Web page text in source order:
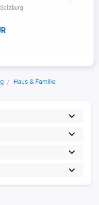
kaum Gebrauchsspuren -
Hersteller: Nobilia
Haus & Familie